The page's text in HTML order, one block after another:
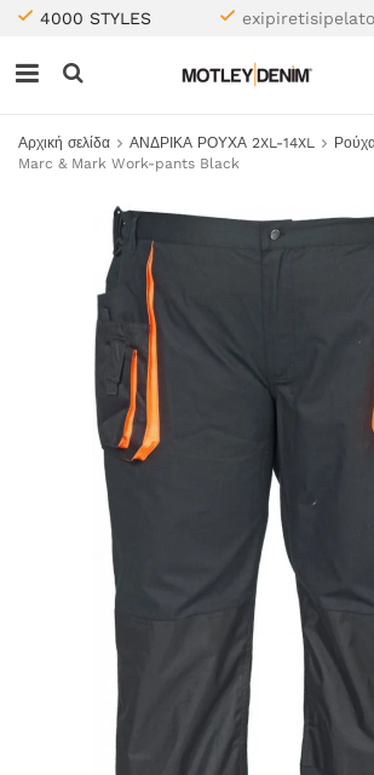
4000 STYLES
Αρχική σελίδα ΑΝΔΡΙΚΑ ΡΟΥΧΑ 2XL-14XL
Marc & Mark Work-pants Black